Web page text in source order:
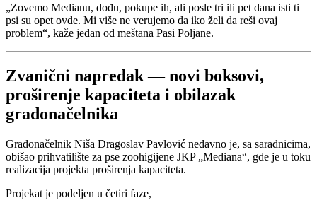
„Zovemo Medianu, dođu, pokupe ih, ali posle tri ili pet dana isti ti
psi su opet ovde. Mi više ne verujemo da iko želi da reši ovaj
problem“, kaže jedan od meštana Pasi Poljane.
Zvanični napredak — novi boksovi,
proširenje kapaciteta i obilazak
gradonačelnika
Gradonačelnik Niša Dragoslav Pavlović nedavno je, sa saradnicima,
obišao prihvatilište za pse zoohigijene JKP „Mediana“, gde je u toku
realizacija projekta proširenja kapaciteta.
Projekat je podeljen u četiri faze,